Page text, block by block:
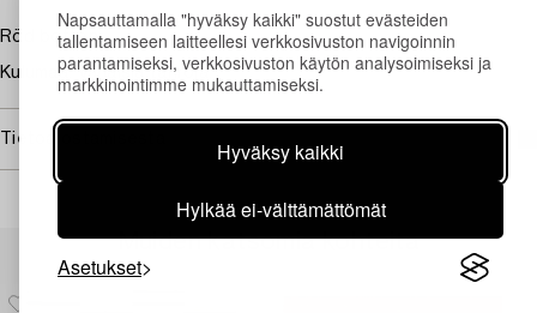
Napsauttamalla "hyväksy kaikki" suostut evästeiden
tallentamiseen laitteellesi verkkosivuston navigoinnin
parantamiseksi, verkkosivuston käytön analysoimiseksi ja
markkinointimme mukauttamiseksi.
Hyväksy kaikki
Hylkää ei-välttämättömät
Asetukset
Röd botten.
Kulumaa. Vähäisiä tahroja.
Tietoa ostamisesta
Muiden katsomia kohteita